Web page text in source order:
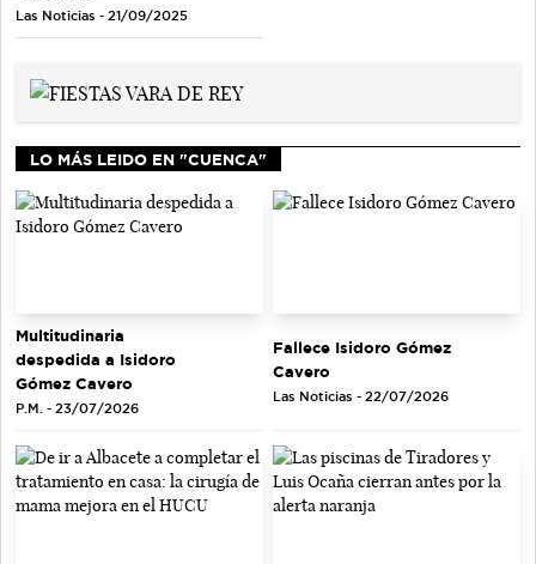
Las Noticias - 21/09/2025
LO MÁS LEIDO EN "CUENCA"
Multitudinaria
despedida a Isidoro
Gómez Cavero
P.M. - 23/07/2026
Fallece Isidoro Gómez
Cavero
Las Noticias - 22/07/2026